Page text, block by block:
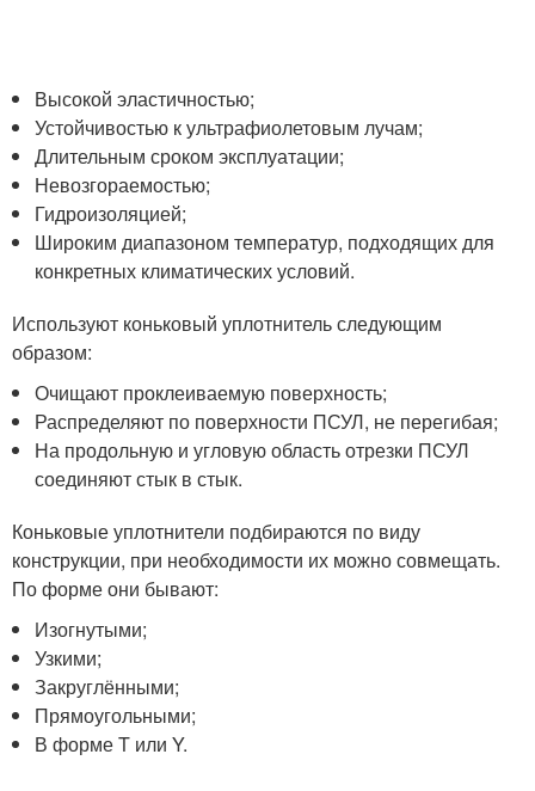
Высокой эластичностью;
Устойчивостью к ультрафиолетовым лучам;
Длительным сроком эксплуатации;
Невозгораемостью;
Гидроизоляцией;
Широким диапазоном температур, подходящих для
конкретных климатических условий.
Используют коньковый уплотнитель следующим
образом:
Очищают проклеиваемую поверхность;
Распределяют по поверхности ПСУЛ, не перегибая;
На продольную и угловую область отрезки ПСУЛ
соединяют стык в стык.
Коньковые уплотнители подбираются по виду
конструкции, при необходимости их можно совмещать.
По форме они бывают:
Изогнутыми;
Узкими;
Закруглёнными;
Прямоугольными;
В форме T или Y.